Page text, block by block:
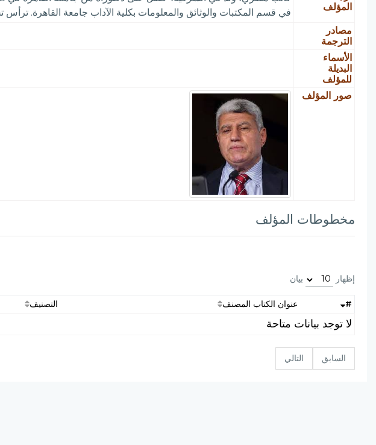
المؤلف
في قسم المكتبات والوثائق والمعلومات بكلية الآداب جامعة القاهرة. ترأس
مصادر
الترجمة
الأسماء
البديلة
للمؤلف
صور المؤلف
مخطوطات المؤلف
إظهار بيان
# عنوان الكتاب المصنف التصنيف
لا توجد بيانات متاحة
السابق التالي